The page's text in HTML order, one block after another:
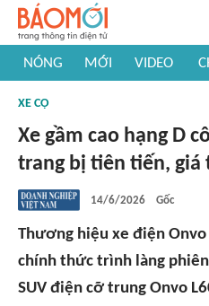
NÓNG MỚI VIDEO
#Khám phá thế giới
XE CỘ
Xe gầm cao hạng D
trang bị tiên tiến,
14/6/2026 Gốc
Thương hiệu xe điện
chính thức trình làng phiên
SUV điện cỡ trung Onvo